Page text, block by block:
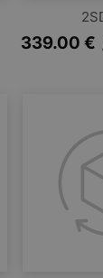
339.00 €